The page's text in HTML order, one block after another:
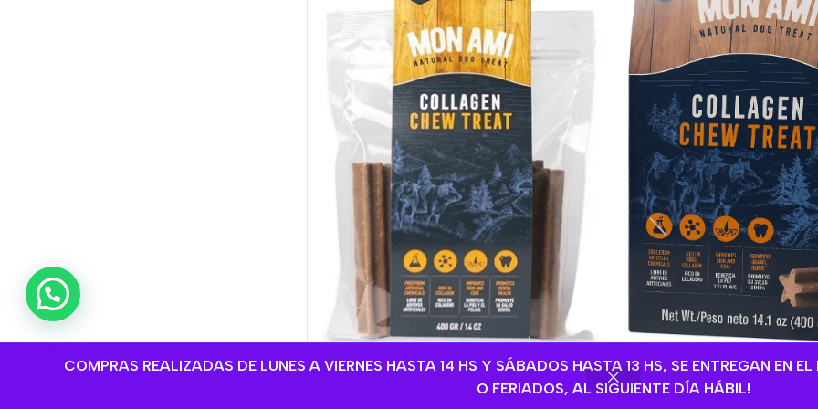
COMPRAS REALIZADAS DE LUNES A VIERNES HASTA 14 HS Y SÁBADOS HASTA 13 HS, SE ENTREGAN EN
O FERIADOS, AL SIGUIENTE DÍA HÁBIL!
Mon Ami Snack Palitos Collagen Chew
Mon Ami Snack Palitos
Treats Medium X 400 Gr